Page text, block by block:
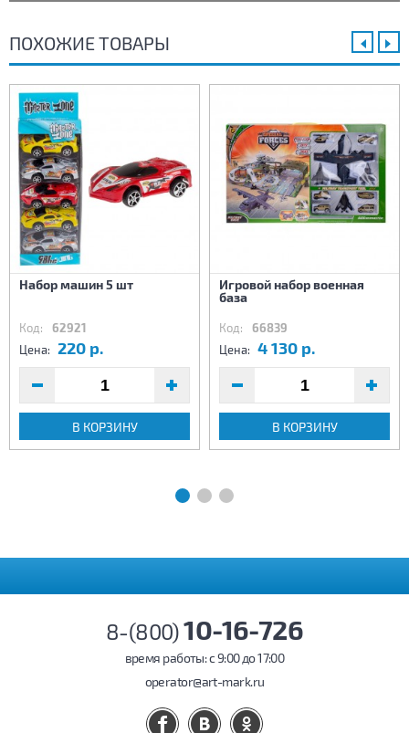
ПОХОЖИЕ ТОВАРЫ
Набор машин 5 шт
Код: 62921
Цена: 220 р.
В КОРЗИНУ
Игровой набор военная
база
Код: 66839
Цена: 4 130 р.
В КОРЗИНУ
8-(800)10-16-726
время работы: c 9:00 до 17:00
operator@art-mark.ru